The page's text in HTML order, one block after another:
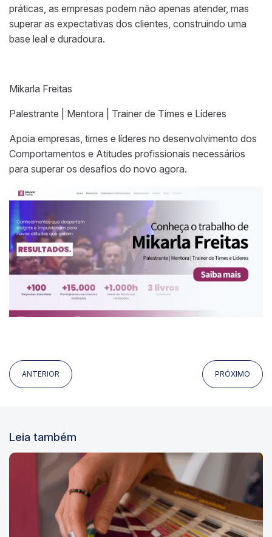
práticas, as empresas podem não apenas atender, mas
superar as expectativas dos clientes, construindo uma
base leal e duradoura.
Mikarla Freitas
Palestrante | Mentora | Trainer de Times e Líderes
Apoia empresas, times e líderes no desenvolvimento dos
Comportamentos e Atitudes profissionais necessários
para superar os desafios do novo agora.
ANTERIOR PRÓXIMO
Leia também